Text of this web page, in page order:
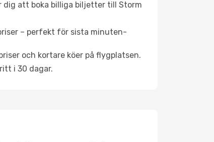
dig att boka billiga biljetter till Storm
– perfekt för sista minuten-
och kortare köer på flygplatsen.
i 30 dagar.